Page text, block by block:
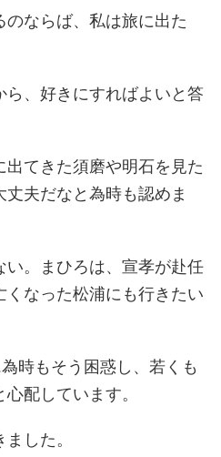
のならば、私は旅に出た
、好きにすればよいと答
てきた須磨や明石を見た
夫だなと為時も認めま
い。まひろは、宣孝が赴任
くなった松浦にも行きたい
時もそう困惑し、若くも
配しています。
した。